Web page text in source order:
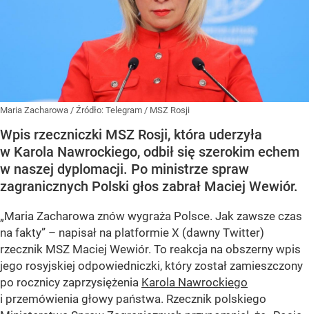
Maria Zacharowa / Źródło: Telegram / MSZ Rosji
Wpis rzeczniczki MSZ Rosji, która uderzyła
w Karola Nawrockiego, odbił się szerokim echem
w naszej dyplomacji. Po ministrze spraw
zagranicznych Polski głos zabrał Maciej Wewiór.
„Maria Zacharowa znów wygraża Polsce. Jak zawsze czas
na fakty” – napisał na platformie X (dawny Twitter)
rzecznik MSZ Maciej Wewiór. To reakcja na obszerny wpis
jego rosyjskiej odpowiedniczki, który został zamieszczony
po rocznicy zaprzysiężenia Karola Nawrockiego
i przemówienia głowy państwa. Rzecznik polskiego